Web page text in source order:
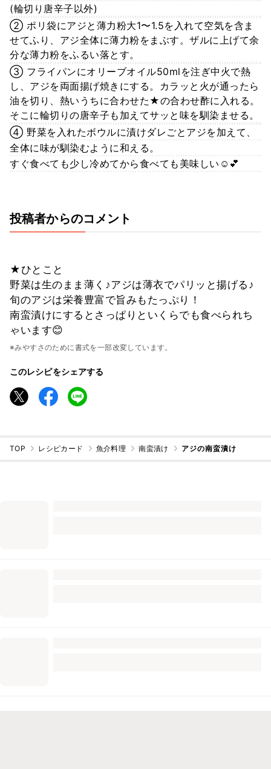
(輪切り唐辛子以外)
② ポリ袋にアジと薄力粉大1〜1.5を入れて空気を含ま
せてふり、アジ全体に薄力粉をまぶす。ザルに上げて余
分な薄力粉をふるい落とす。
③ フライパンにオリーブオイル50mlを注ぎ中火で熱
し、アジを両面揚げ焼きにする。カラッと火が通ったら
油を切り、熱いうちに合わせた★の合わせ酢に入れる。
そこに輪切りの唐辛子も加えてサッと味を馴染ませる。
④ 野菜を入れたボウルに漬けダレごとアジを加えて、
全体に味が馴染むように和える。
すぐ食べても少し冷めてから食べても美味しい☺️💕
投稿者からのコメント
★ひとこと
野菜は生のまま薄く♪アジは薄衣でパリッと揚げる♪
旬のアジは栄養豊富で旨みもたっぷり！
南蛮漬けにするとさっぱりといくらでも食べられち
ゃいます😊
※みやすさのために書式を一部改変しています。
このレシピをシェアする
TOP レシピカード 魚介料理 南蛮漬け アジの南蛮漬け